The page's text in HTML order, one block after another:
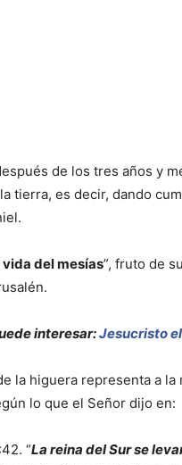
de los tres años y
tierra, es decir, dando
del mesías”, fruto de
interesar:Jesucristo
la higuera representa a
lo que el Señor dijo en:
“La reina del Sur se